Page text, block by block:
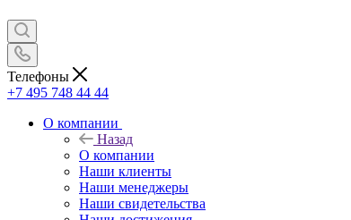
Телефоны
+7 495 748 44 44
О компании
Назад
О компании
Наши клиенты
Наши менеджеры
Наши свидетельства